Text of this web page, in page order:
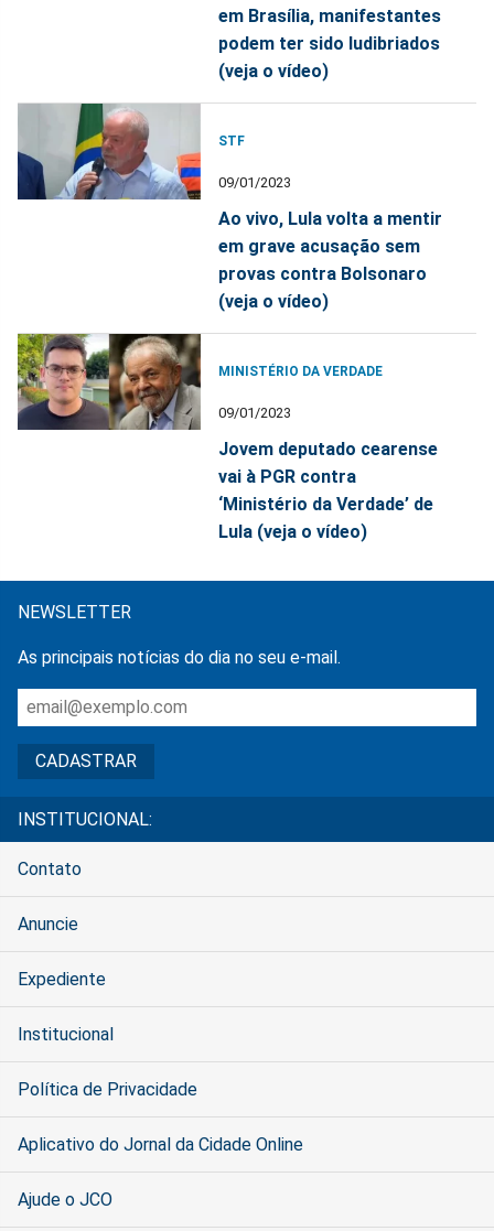
em Brasília, manifestantes
podem ter sido ludibriados
(veja o vídeo)
STF
09/01/2023
Ao vivo, Lula volta a mentir
em grave acusação sem
provas contra Bolsonaro
(veja o vídeo)
MINISTÉRIO DA VERDADE
09/01/2023
Jovem deputado cearense
vai à PGR contra
‘Ministério da Verdade’ de
Lula (veja o vídeo)
NEWSLETTER
As principais notícias do dia no seu e-mail.
INSTITUCIONAL:
Contato
Anuncie
Expediente
Institucional
Política de Privacidade
Aplicativo do Jornal da Cidade Online
Ajude o JCO